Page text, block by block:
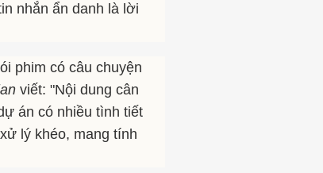
nhắn ẩn danh là lời
phim có câu chuyện
viết: "Nội dung cân
án có nhiều tình tiết
lý khéo, mang tính